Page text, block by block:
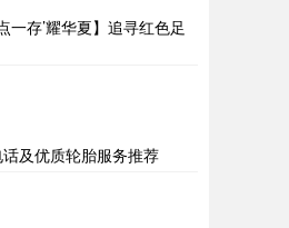
一存’耀华夏】追寻红色足
及优质轮胎服务推荐